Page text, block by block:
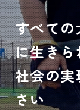
すべて
に生き
社会の
さい